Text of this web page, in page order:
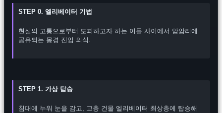
STEP 0. 엘리베이터 기법
현실의 고통으로부터 도피하고자 하는 이들 사이에서 암암리에
공유되는 몽경 진입 의식.
STEP 1. 가상 탑승
침대에 누워 눈을 감고, 고층 건물 엘리베이터 최상층에 탑승해